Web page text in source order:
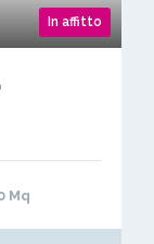
In affitto
Mq